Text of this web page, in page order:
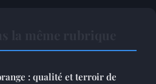
: qualité et terroir de